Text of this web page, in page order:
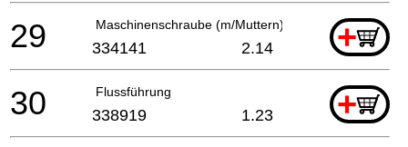
Maschinenschraube (m/Muttern) M4x35 (schwarz)
+
29 334141 2.14
Flussführung +
30 338919 1.23